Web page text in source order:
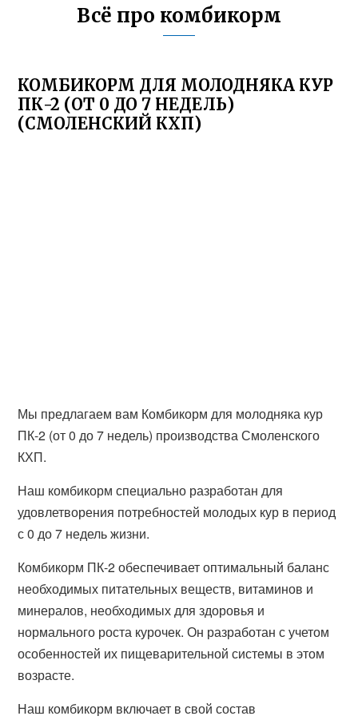
Всё про комбикорм
КОМБИКОРМ ДЛЯ МОЛОДНЯКА КУР
ПК-2 (ОТ 0 ДО 7 НЕДЕЛЬ)
(СМОЛЕНСКИЙ КХП)
Мы предлагаем вам Комбикорм для молодняка кур
ПК-2 (от 0 до 7 недель) производства Смоленского
КХП.
Наш комбикорм специально разработан для
удовлетворения потребностей молодых кур в период
с 0 до 7 недель жизни.
Комбикорм ПК-2 обеспечивает оптимальный баланс
необходимых питательных веществ, витаминов и
минералов, необходимых для здоровья и
нормального роста курочек. Он разработан с учетом
особенностей их пищеварительной системы в этом
возрасте.
Наш комбикорм включает в свой состав